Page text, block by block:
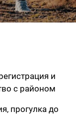
и
с районом
прогулка до